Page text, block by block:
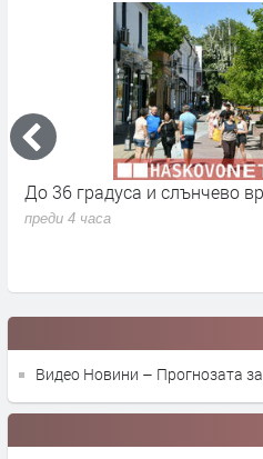
До 36 градуса и слънчево
преди 4 часа
Видео Новини – Прогнозата